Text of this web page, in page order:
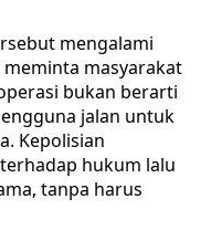
mengalami
masyarakat
bukan berarti
jalan untuk
Kepolisian
hukum lalu
tanpa harus